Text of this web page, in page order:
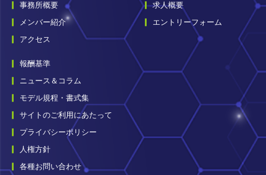
事務所概要
メンバー紹介
アクセス
求人概要
エントリーフォーム
報酬基準
ニュース＆コラム
モデル規程・書式集
サイトのご利用にあたって
プライバシーポリシー
人権方針
各種お問い合わせ